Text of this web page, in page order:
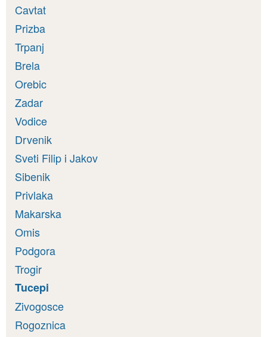
Cavtat
Prizba
Trpanj
Brela
Orebic
Zadar
Vodice
Drvenik
Sveti Filip i Jakov
Sibenik
Privlaka
Makarska
Omis
Podgora
Trogir
Tucepi
Zivogosce
Rogoznica